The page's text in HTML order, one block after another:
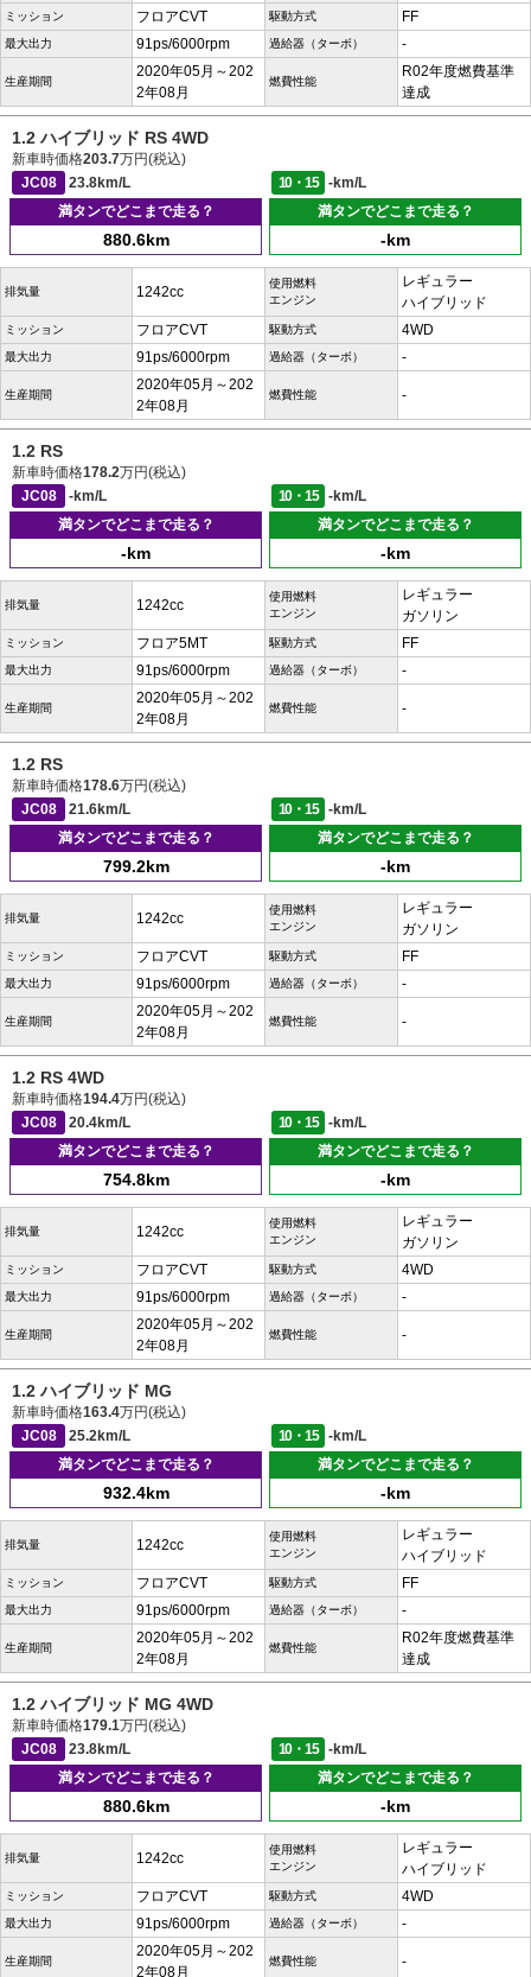
ミッション フロアCVT 駆動方式 FF
最大出力 91ps/6000rpm 過給器（ターボ） -
生産期間
2020年05月～202
2年08月
燃費性能
R02年度燃費基準
達成
1.2 ハイブリッド RS 4WD
新車時価格203.7万円(税込)
JC08
23.8km/L 10・15
-km/L
満タンでどこまで走る？
880.6km
満タンでどこまで走る？
-km
排気量 1242cc
使用燃料
エンジン
レギュラー
ハイブリッド
ミッション フロアCVT 駆動方式 4WD
最大出力 91ps/6000rpm 過給器（ターボ） -
生産期間
2020年05月～202
2年08月
燃費性能 -
1.2 RS
新車時価格178.2万円(税込)
JC08
-km/L 10・15
-km/L
満タンでどこまで走る？
-km
満タンでどこまで走る？
-km
排気量 1242cc
使用燃料
エンジン
レギュラー
ガソリン
ミッション フロア5MT 駆動方式 FF
最大出力 91ps/6000rpm 過給器（ターボ） -
生産期間
2020年05月～202
2年08月
燃費性能 -
1.2 RS
新車時価格178.6万円(税込)
JC08
21.6km/L 10・15
-km/L
満タンでどこまで走る？
799.2km
満タンでどこまで走る？
-km
排気量 1242cc
使用燃料
エンジン
レギュラー
ガソリン
ミッション フロアCVT 駆動方式 FF
最大出力 91ps/6000rpm 過給器（ターボ） -
生産期間
2020年05月～202
2年08月
燃費性能 -
1.2 RS 4WD
新車時価格194.4万円(税込)
JC08
20.4km/L 10・15
-km/L
満タンでどこまで走る？
754.8km
満タンでどこまで走る？
-km
排気量 1242cc
使用燃料
エンジン
レギュラー
ガソリン
ミッション フロアCVT 駆動方式 4WD
最大出力 91ps/6000rpm 過給器（ターボ） -
生産期間
2020年05月～202
2年08月
燃費性能 -
1.2 ハイブリッド MG
新車時価格163.4万円(税込)
JC08
25.2km/L 10・15
-km/L
満タンでどこまで走る？
932.4km
満タンでどこまで走る？
-km
排気量 1242cc
使用燃料
エンジン
レギュラー
ハイブリッド
ミッション フロアCVT 駆動方式 FF
最大出力 91ps/6000rpm 過給器（ターボ） -
生産期間
2020年05月～202
2年08月
燃費性能
R02年度燃費基準
達成
1.2 ハイブリッド MG 4WD
新車時価格179.1万円(税込)
JC08
23.8km/L 10・15
-km/L
満タンでどこまで走る？
880.6km
満タンでどこまで走る？
-km
排気量 1242cc
使用燃料
エンジン
レギュラー
ハイブリッド
ミッション フロアCVT 駆動方式 4WD
最大出力 91ps/6000rpm 過給器（ターボ） -
生産期間
2020年05月～202
2年08月
燃費性能 -